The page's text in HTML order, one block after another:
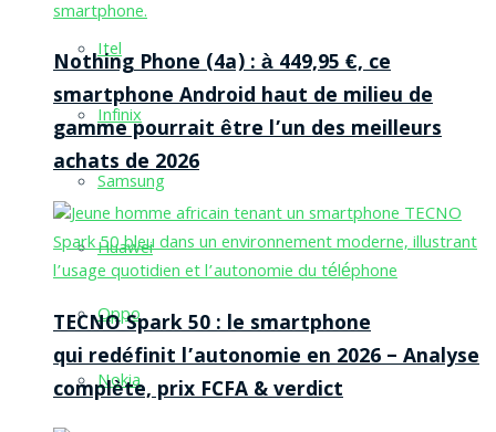
Itel
Infinix
Samsung
Huawei
Oppo
Nokia
Nothing Phone (4a) : à 449,95 €, ce
smartphone Android haut de milieu de
gamme pourrait être l’un des meilleurs
achats de 2026
TECNO Spark 50 : le smartphone
qui redéfinit l’autonomie en 2026 – Analyse
complète, prix FCFA & verdict